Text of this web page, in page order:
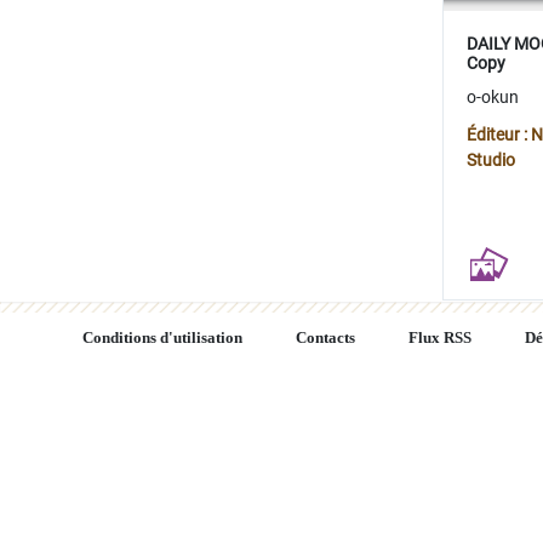
DAILY
Copy
o-okun
Éditeur :
Studio
Conditions d'utilisation Contacts Flux RSS